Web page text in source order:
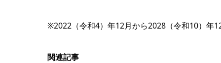
※2022（令和4）年12月から2028（令和10）年
関連記事